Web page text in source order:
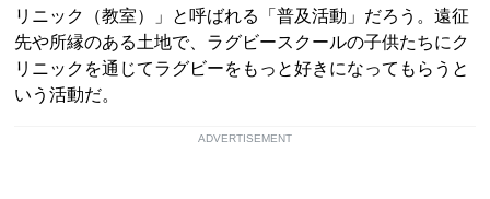
リニック（教室）」と呼ばれる「普及活動」だろう。遠征
先や所縁のある土地で、ラグビースクールの子供たちにク
リニックを通じてラグビーをもっと好きになってもらうと
いう活動だ。
ADVERTISEMENT